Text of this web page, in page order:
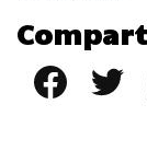
Facebook